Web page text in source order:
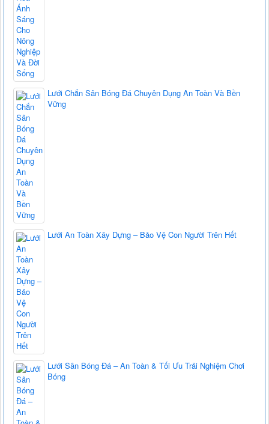
Lưới Chắn Sân Bóng Đá Chuyên Dụng An Toàn Và Bền
Vững
Lưới An Toàn Xây Dựng – Bảo Vệ Con Người Trên Hết
Lưới Sân Bóng Đá – An Toàn & Tối Ưu Trải Nghiệm Chơi
Bóng